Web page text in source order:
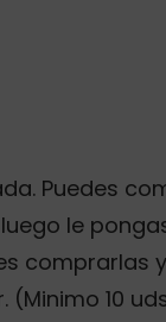
Puedes
le
comprarlas
10